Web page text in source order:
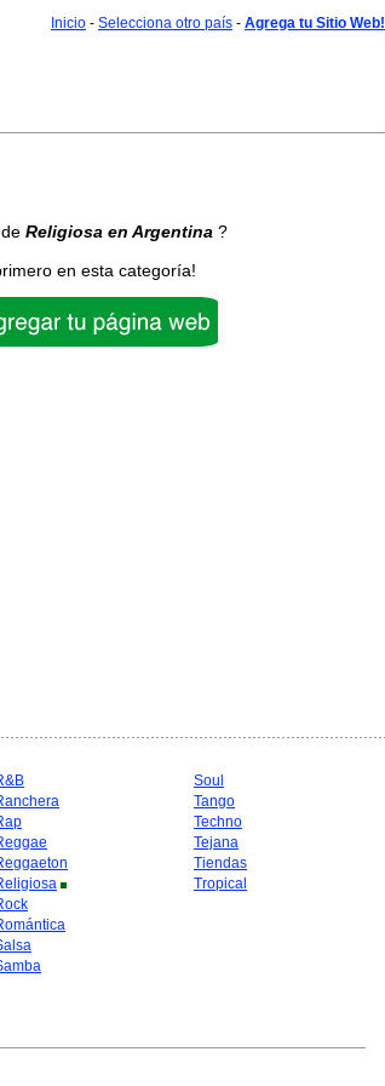
Inicio - Selecciona otro país - Agrega tu Sitio Web!
Religiosa en Argentina ?
en esta categoría!
Soul
Tango
Techno
Tejana
Tiendas
Tropical